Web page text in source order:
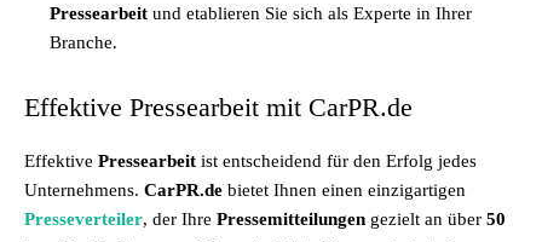
Pressearbeit und etablieren Sie sich als Experte in Ihrer
Branche.
Effektive Pressearbeit mit CarPR.de
Effektive Pressearbeit ist entscheidend für den Erfolg jedes
Unternehmens. CarPR.de bietet Ihnen einen einzigartigen
Presseverteiler, der Ihre Pressemitteilungen gezielt an über 50